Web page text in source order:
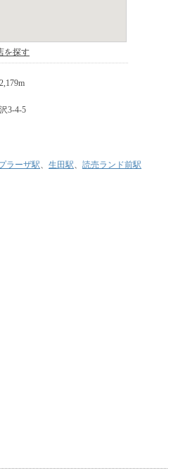
ラーザ駅、 生田駅、 読売ランド前駅